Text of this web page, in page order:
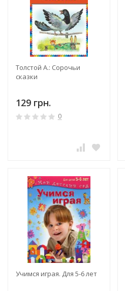
Толстой А.: Сорочьи
сказки
129 грн.
0
Учимся играя. Для 5-6 лет